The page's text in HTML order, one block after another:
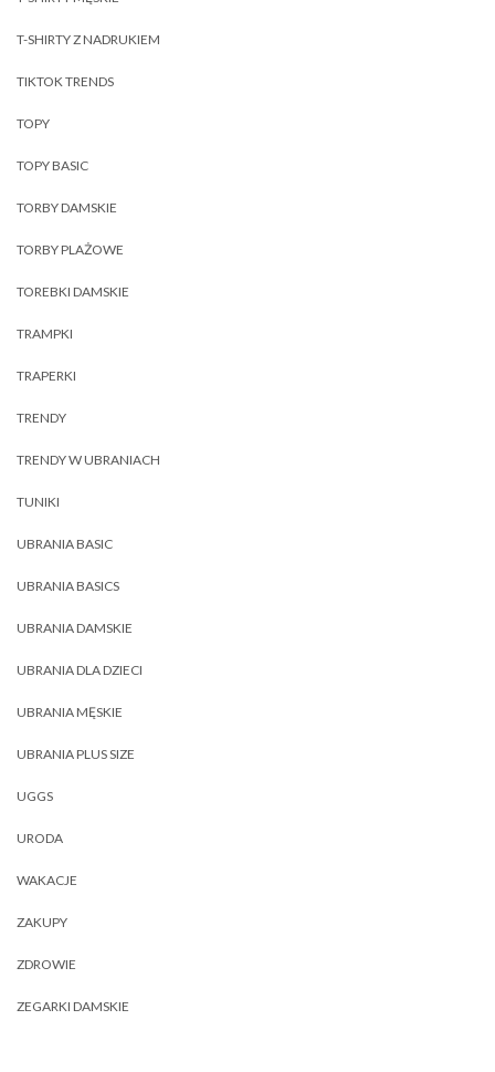
T-SHIRTY Z NADRUKIEM
TIKTOK TRENDS
TOPY
TOPY BASIC
TORBY DAMSKIE
TORBY PLAŻOWE
TOREBKI DAMSKIE
TRAMPKI
TRAPERKI
TRENDY
TRENDY W UBRANIACH
TUNIKI
UBRANIA BASIC
UBRANIA BASICS
UBRANIA DAMSKIE
UBRANIA DLA DZIECI
UBRANIA MĘSKIE
UBRANIA PLUS SIZE
UGGS
URODA
WAKACJE
ZAKUPY
ZDROWIE
ZEGARKI DAMSKIE